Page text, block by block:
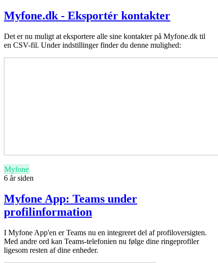
Myfone.dk - Eksportér kontakter
Det er nu muligt at eksportere alle sine kontakter på Myfone.dk til
en CSV-fil. Under indstillinger finder du denne mulighed:
Myfone
6 år siden
Myfone App: Teams under
profilinformation
I Myfone App'en er Teams nu en integreret del af profiloversigten.
Med andre ord kan Teams-telefonien nu følge dine ringeprofiler
ligesom resten af dine enheder.